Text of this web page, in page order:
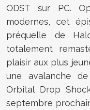
ODST sur PC.
modernes, cet
préquelle de
totalement
plaisir aux plus
une avalanche
Orbital Drop
septembre